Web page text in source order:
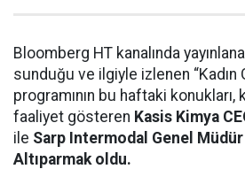
Bloomberg HT kanalında
sunduğu ve ilgiyle izlenen “Kadın
programının bu haftaki konukları,
faaliyet gösteren Kasis Kimya
ile Sarp Intermodal Genel Müdür
Altıparmak oldu.